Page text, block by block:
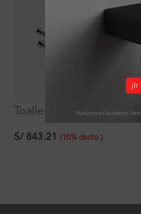
Toallero Hotelero Doble
S/ 843.21 ( 10% dscto.)